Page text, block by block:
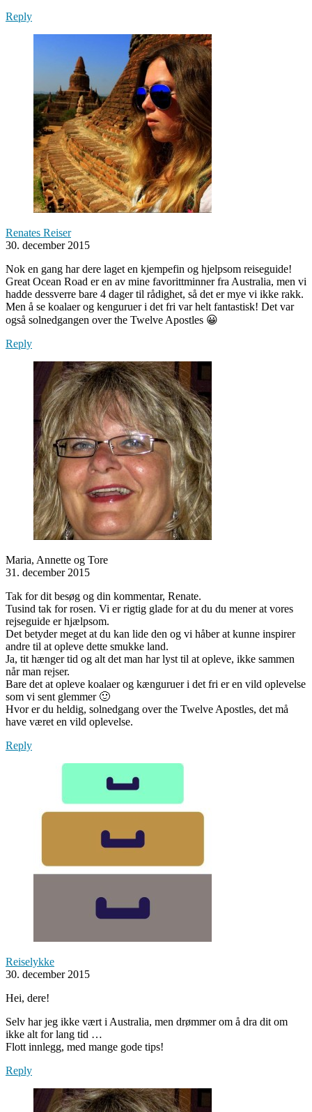
Reply
Renates Reiser
30. december 2015
Nok en gang har dere laget en kjempefin og hjelpsom reiseguide!
Great Ocean Road er en av mine favorittminner fra Australia, men vi
hadde dessverre bare 4 dager til rådighet, så det er mye vi ikke rakk.
Men å se koalaer og kenguruer i det fri var helt fantastisk! Det var
også solnedgangen over the Twelve Apostles 😀
Reply
Maria, Annette og Tore
31. december 2015
Tak for dit besøg og din kommentar, Renate.
Tusind tak for rosen. Vi er rigtig glade for at du du mener at vores
rejseguide er hjælpsom.
Det betyder meget at du kan lide den og vi håber at kunne inspirer
andre til at opleve dette smukke land.
Ja, tit hænger tid og alt det man har lyst til at opleve, ikke sammen
når man rejser.
Bare det at opleve koalaer og kænguruer i det fri er en vild oplevelse
som vi sent glemmer 🙂
Hvor er du heldig, solnedgang over the Twelve Apostles, det må
have været en vild oplevelse.
Reply
Reiselykke
30. december 2015
Hei, dere!
Selv har jeg ikke vært i Australia, men drømmer om å dra dit om
ikke alt for lang tid …
Flott innlegg, med mange gode tips!
Reply